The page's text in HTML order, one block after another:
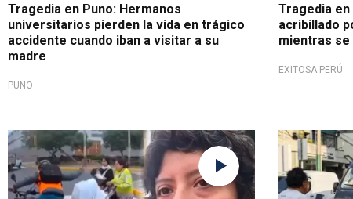
Tragedia en Puno: Hermanos
universitarios pierden la vida en trágico
accidente cuando iban a visitar a su
madre
PUNO
Tragedia
acribillado
mientras se
EXITOSA PERÚ
Grave situación Chofer fue